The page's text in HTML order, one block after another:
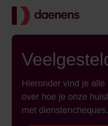
Terug
Hieronder vind je
over hoe je onze
met dienstencheques.